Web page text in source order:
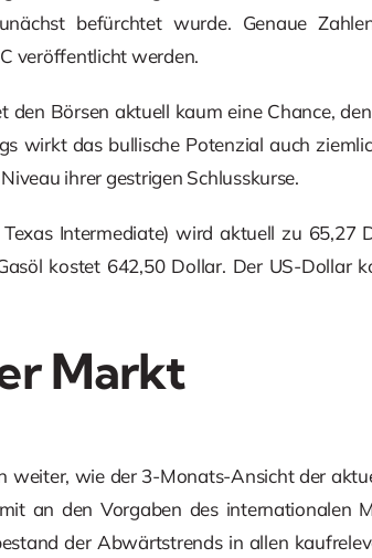
befürchtet wurde. Genaue
veröffentlicht werden.
den Börsen aktuell kaum eine Chance,
wirkt das bullische Potenzial auch
ihrer gestrigen Schlusskurse.
Intermediate) wird aktuell zu
kostet 642,50 Dollar. Der US-Dollar
Markt
weiter, wie der 3-Monats-Ansicht der
an den Vorgaben des internationalen
der Abwärtstrends in allen